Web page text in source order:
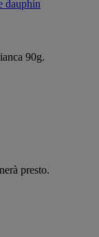
dauphin
90g.
presto.